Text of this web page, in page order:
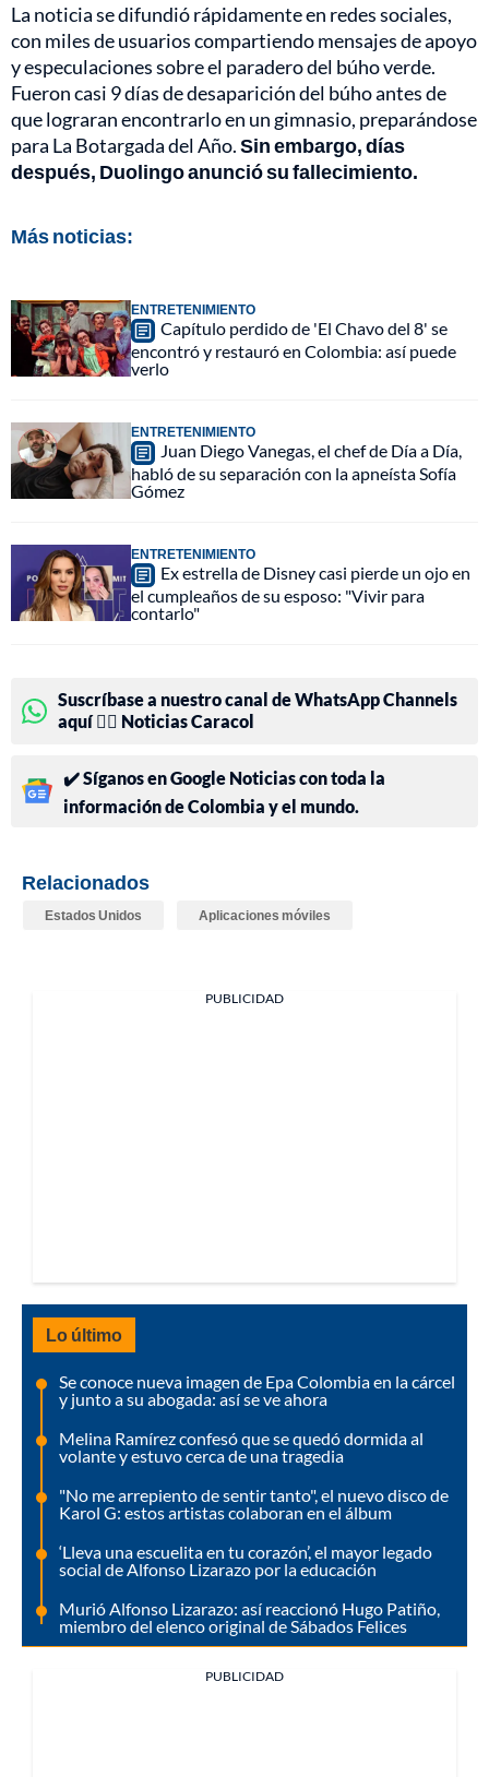
La noticia se difundió rápidamente en redes sociales,
con miles de usuarios compartiendo mensajes de apoyo
y especulaciones sobre el paradero del búho verde.
Fueron casi 9 días de desaparición del búho antes de
que lograran encontrarlo en un gimnasio, preparándose
para La Botargada del Año.Sin embargo, días
después, Duolingo anunció su fallecimiento.
Más noticias:
ENTRETENIMIENTO
Capítulo perdido de 'El Chavo del 8' se
encontró y restauró en Colombia: así puede
verlo
ENTRETENIMIENTO
Juan Diego Vanegas, el chef de Día a Día,
habló de su separación con la apneísta Sofía
Gómez
ENTRETENIMIENTO
Ex estrella de Disney casi pierde un ojo en
el cumpleaños de su esposo: "Vivir para
contarlo"
Suscríbase a nuestro canal de WhatsApp Channels
aquí 👉🏻 Noticias Caracol
✔️ Síganos en Google Noticias con toda la
información de Colombia y el mundo.
Relacionados
Estados Unidos Aplicaciones móviles
PUBLICIDAD
Lo último
Se conoce nueva imagen de Epa Colombia en la cárcel
y junto a su abogada: así se ve ahora
Melina Ramírez confesó que se quedó dormida al
volante y estuvo cerca de una tragedia
"No me arrepiento de sentir tanto", el nuevo disco de
Karol G: estos artistas colaboran en el álbum
‘Lleva una escuelita en tu corazón’, el mayor legado
social de Alfonso Lizarazo por la educación
Murió Alfonso Lizarazo: así reaccionó Hugo Patiño,
miembro del elenco original de Sábados Felices
PUBLICIDAD